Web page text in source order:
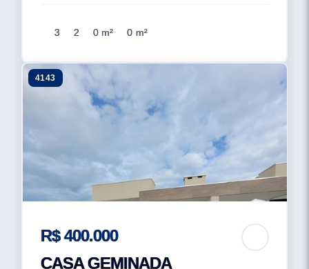
3 2 0 m² 0 m²
4143
R$ 400.000
CASA GEMINADA